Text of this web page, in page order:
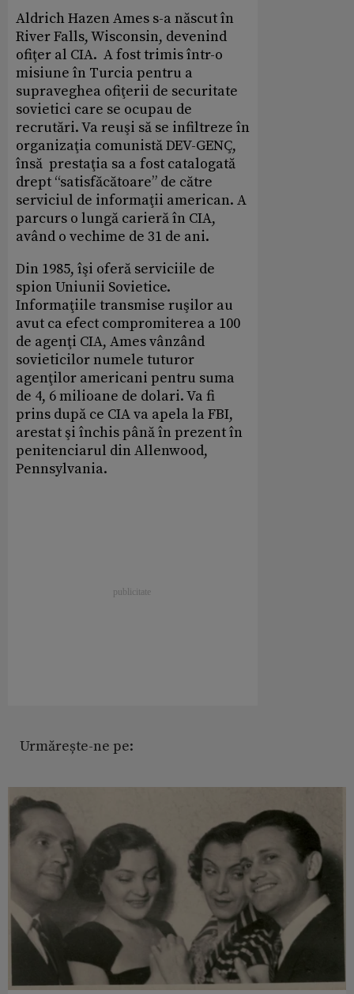
Aldrich Hazen Ames s-a născut în
River Falls, Wisconsin, devenind
ofiţer al CIA. A fost trimis într-o
misiune în Turcia pentru a
supraveghea ofiţerii de securitate
sovietici care se ocupau de
recrutări. Va reuşi să se infiltreze în
organizaţia comunistă DEV-GENÇ,
însă prestaţia sa a fost catalogată
drept “satisfăcătoare” de către
serviciul de informaţii american. A
parcurs o lungă carieră în CIA,
având o vechime de 31 de ani.
Din 1985, îşi oferă serviciile de
spion Uniunii Sovietice.
Informaţiile transmise ruşilor au
avut ca efect compromiterea a 100
de agenţi CIA, Ames vânzând
sovieticilor numele tuturor
agenţilor americani pentru suma
de 4, 6 milioane de dolari. Va fi
prins după ce CIA va apela la FBI,
arestat şi închis până în prezent în
penitenciarul din Allenwood,
Pennsylvania.
Urmărește-ne pe: